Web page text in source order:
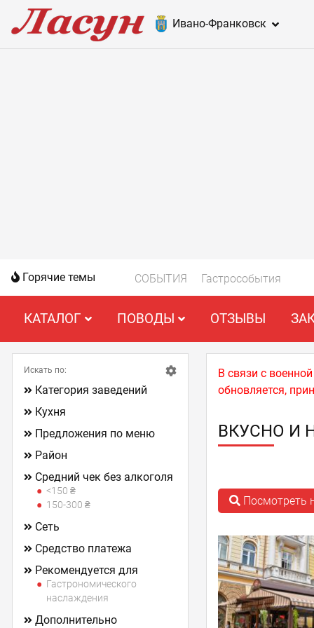
Ивано-Франковск
Горячие темы СОБЫТИЯ Гастрособытия
КАТАЛОГ ПОВОДЫ ОТЗЫВЫ
В связи с
обновляется,
ВКУСНО И
Посмотреть
Искать по:
Категория заведений
Кухня
Предложения по меню
Район
Средний чек без алкоголя
<150 ₴
150-300 ₴
Сеть
Средство платежа
Рекомендуется для
Гастрономического
наслаждения
Дополнительно